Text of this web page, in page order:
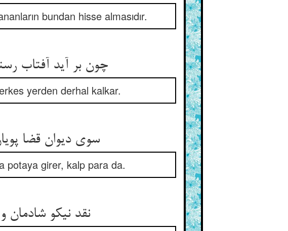
bundan hisse almasıdır.
yerden derhal kalkar.
سوی دیوان قضا پویان شوند ** نقد نیک و بد به کوره می‌روند
potaya girer, kalp para da.
نقد نیکو شادمان و ناز ناز ** نقد قلب اندر زحیر و در گداز